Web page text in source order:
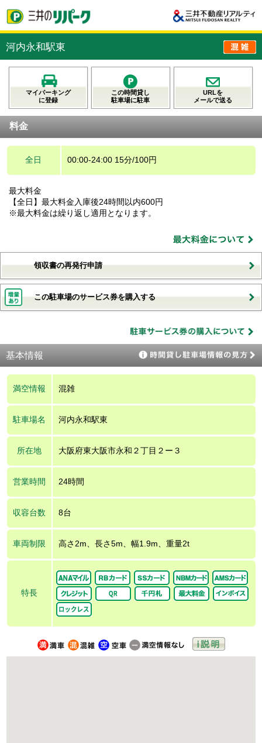
河内永和駅東
マイパーキング
に登録
この時間貸し
駐車場に駐車
URLを
メールで送る
料金
全日 00:00-24:00 15分/100円
最大料金
【全日】最大料金入庫後24時間以内600円
※最大料金は繰り返し適用となります。
領収書の再発行申請
この駐車場のサービス券を購入する
基本情報
満空情報 混雑
駐車場名 河内永和駅東
所在地 大阪府東大阪市永和２丁目２ー３
営業時間 24時間
収容台数 8台
車両制限 高さ2m、長さ5m、幅1.9m、重量2t
特長